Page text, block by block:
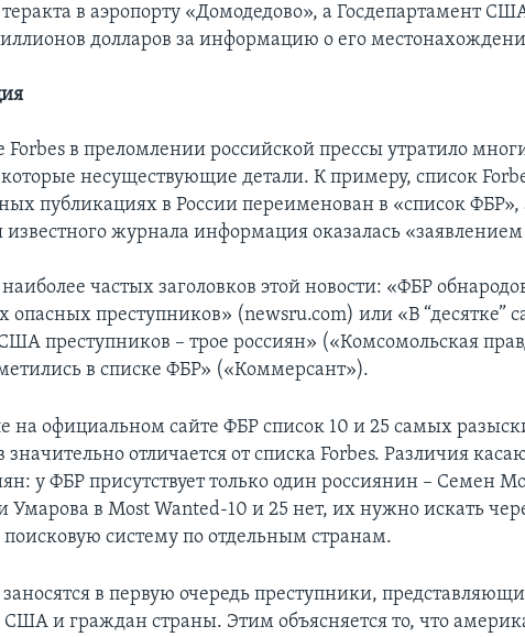
в аэропорту «Домодедово», а Госдепартамент
долларов за информацию о его
Forbes в преломлении российской прессы утратило
несуществующие детали. К примеру, список
публикациях в России переименован в «список ФБР»,
известного журнала информация оказалась
частых заголовков этой новости: «ФБР
преступников» (newsru.com) или «В “десятке”
преступников – трое россиян» («Комсомольская
в списке ФБР» («Коммерсант»).
на официальном сайте ФБР список 10 и 25 самых
значительно отличается от списка Forbes. Различия
у ФБР присутствует только один россиянин – Семен
Умарова в Most Wanted-10 и 25 нет, их нужно искать
систему по отдельным странам.
в первую очередь преступники,
США и граждан страны. Этим объясняется то, что